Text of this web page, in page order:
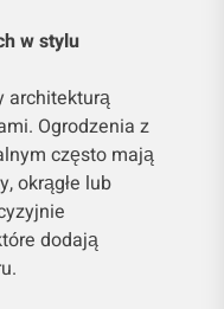
w stylu
architekturą
Ogrodzenia z
często mają
okrągłe lub
dodają